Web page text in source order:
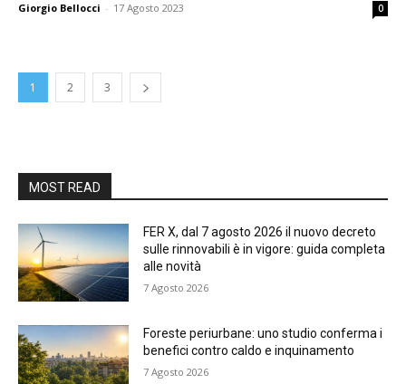
Giorgio Bellocci - 17 Agosto 2023 0
1 2 3
MOST READ
FER X, dal 7 agosto 2026 il nuovo decreto
sulle rinnovabili è in vigore: guida completa
alle novità
7 Agosto 2026
Foreste periurbane: uno studio conferma i
benefici contro caldo e inquinamento
7 Agosto 2026